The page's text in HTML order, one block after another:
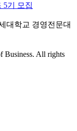
5기 모집
대학교 경영전문대
Business. All rights